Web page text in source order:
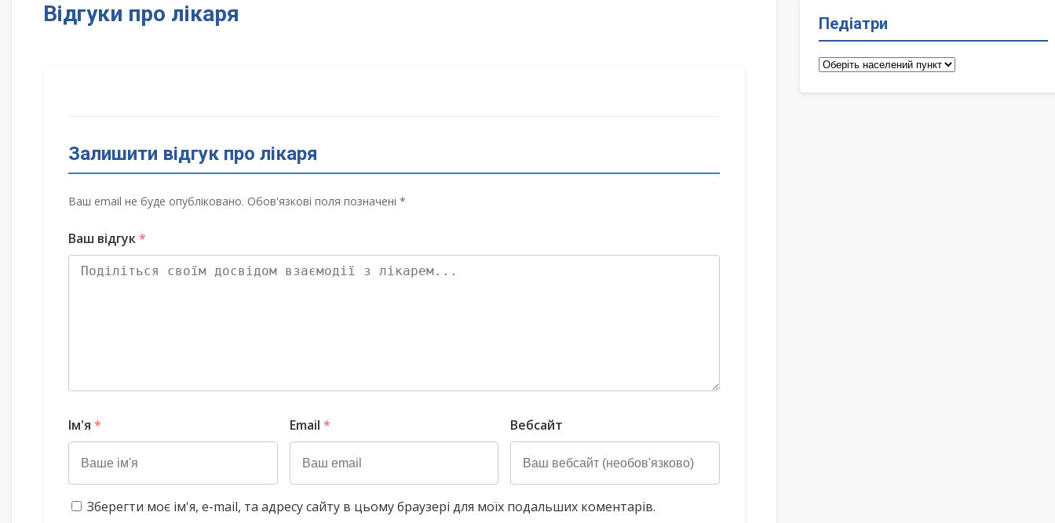
Відгуки про лікаря
Залишити відгук про лікаря
Ваш email не буде опубліковано. Обов'язкові поля позначені *
Ваш відгук*
Ім'я * Email * Вебсайт
Зберегти моє ім'я, e-mail, та адресу сайту в цьому браузері для моїх подальших коментарів.
Педіатри
Педіатри